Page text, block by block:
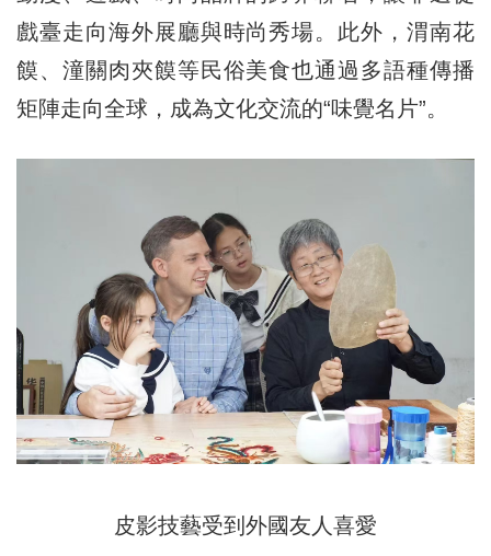
戲臺走向海外展廳與時尚秀場。此外，渭南花
饃、潼關肉夾饃等民俗美食也通過多語種傳播
矩陣走向全球，成為文化交流的“味覺名片”。
皮影技藝受到外國友人喜愛